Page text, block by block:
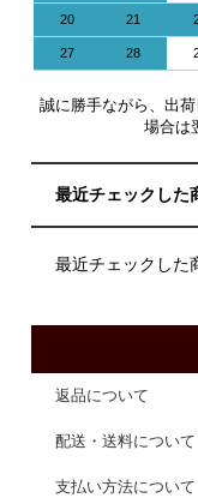
20 21
27 28
誠に勝手ながら、出
場合は
最近チェックした
最近チェックした
返品について
配送・送料について
支払い方法について